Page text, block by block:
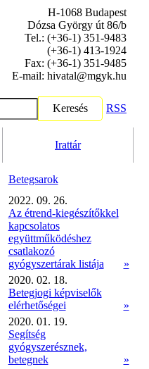
H-1068 Budapest
Dózsa György út 86/b
Tel.: (+36-1) 351-9483
(+36-1) 413-1924
Fax: (+36-1) 351-9485
E-mail: hivatal@mgyk.hu
Keresés RSS
Irattár
Betegsarok
2022. 09. 26.
Az étrend-kiegészítőkkel
kapcsolatos
együttműködéshez
csatlakozó
gyógyszertárak listája
»
2020. 02. 18.
Betegjogi képviselők
elérhetőségei
»
2020. 01. 19.
Segítség
gyógyszerésznek,
betegnek
»